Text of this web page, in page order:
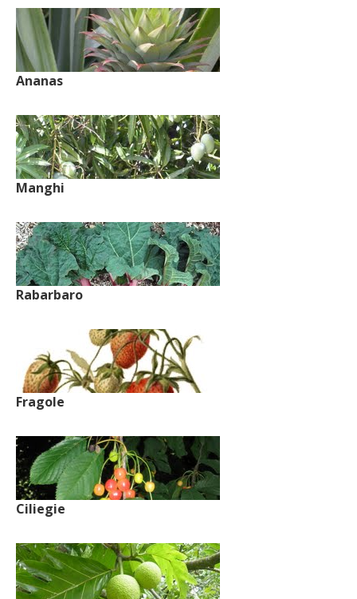
Ananas
Manghi
Rabarbaro
Fragole
Ciliegie